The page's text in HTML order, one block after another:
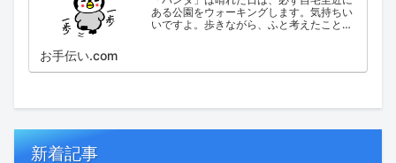
ある公園をウォーキングします。気持ちい
いですよ。歩きながら、ふと考えたこと。
お手伝い.com
新着記事